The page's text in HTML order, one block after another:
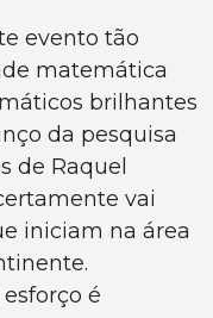
evento tão
matemática
brilhantes
da pesquisa
de Raquel
vai
iniciam na área
é